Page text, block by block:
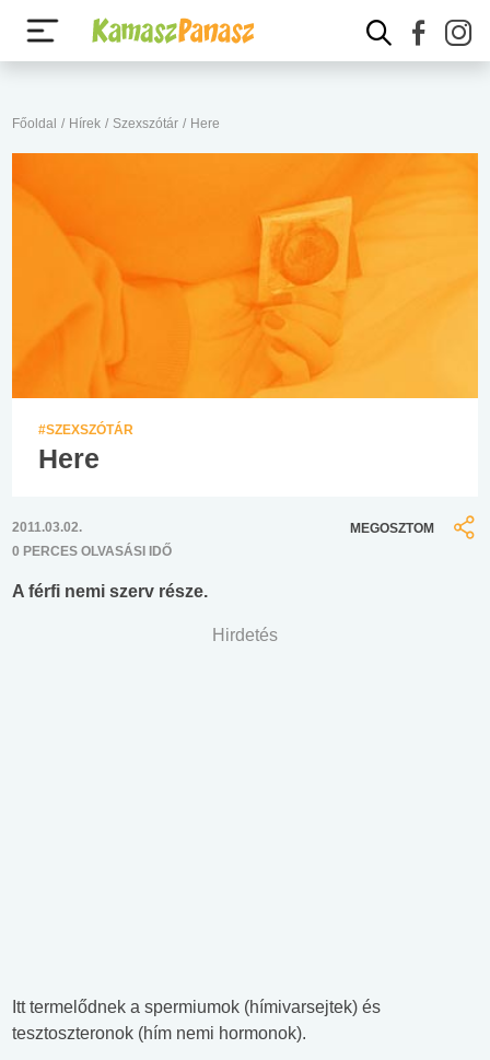
Főoldal / Hírek / Szexszótár / Here
#SZEXSZÓTÁR
Here
2011.03.02.
0 PERCES OLVASÁSI IDŐ
MEGOSZTOM
A férfi nemi szerv része.
Hirdetés
Itt termelődnek a spermiumok (hímivarsejtek) és
tesztoszteronok (hím nemi hormonok).